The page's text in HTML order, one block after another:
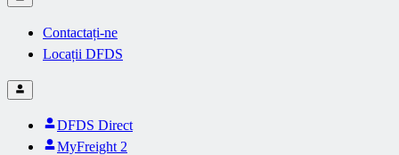
Contactați-ne
Locații DFDS
DFDS Direct
MyFreight 2